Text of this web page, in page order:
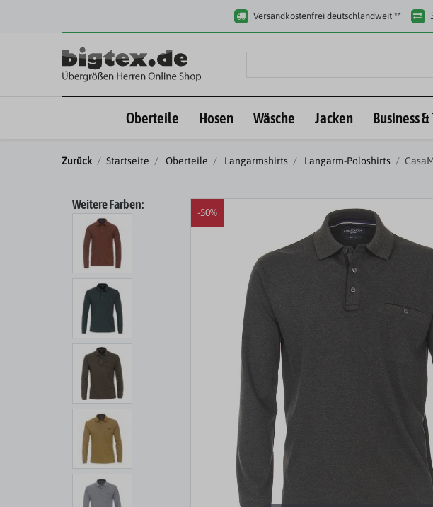
Versandkostenfrei deutschlandweit **
Oberteile Hosen Wäsche Jacken Business
Zurück Startseite Oberteile Langarmshirts Langarm-Poloshirts
Weitere Farben:
-50%